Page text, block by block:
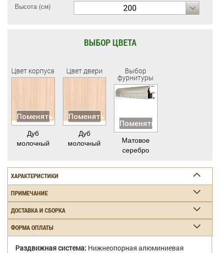
Высота (см) 200
ВЫБОР ЦВЕТА
Цвет корпуса
Поменять
Дуб
молочный
Цвет двери
Поменять
Дуб
молочный
Выбор
фурнитуры
Поменять
Матовое
серебро
ХАРАКТЕРИСТИКИ
ПРИМЕЧАНИЕ
ДОСТАВКА И СБОРКА
ФОРМА ОПЛАТЫ
Раздвижная система: Нижнеопорная алюминиевая